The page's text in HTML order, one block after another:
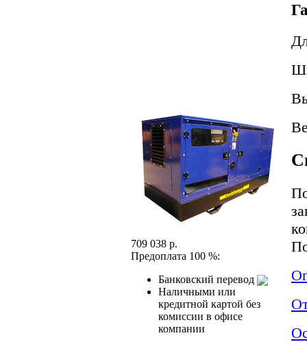
709 038 р.
Предоплата 100 %:
Банковский перевод
Наличными или
кредитной картой без
комиссии в офисе
компании